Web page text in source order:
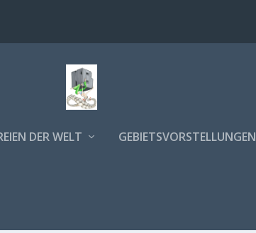
DER WELT GEBIETSVORSTELLUNGEN